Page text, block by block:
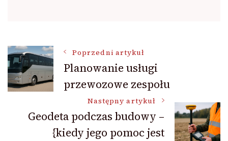
Nawigacja
wpisu
Poprzedni artykuł
Planowanie usługi
przewozowe zespołu
Następny artykuł
Geodeta podczas budowy –
{kiedy jego pomoc jest